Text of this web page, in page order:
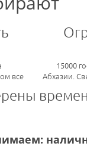
все
15000
Абхазии.